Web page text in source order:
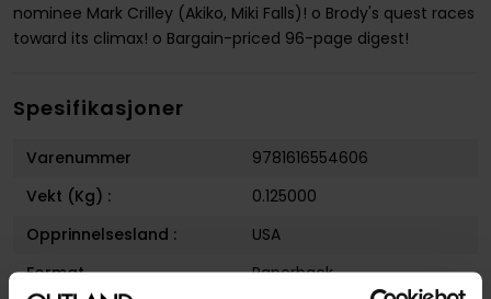
nominee Mark Crilley (Akiko, Miki Falls)! o Brody's quest races
toward its climax! o Bargain-priced 96-page digest!
Spesifikasjoner
Varenummer
9781616554606
Vekt (Kg) :
0.125000
Opprinnelsesland :
USA
Format
Paperback